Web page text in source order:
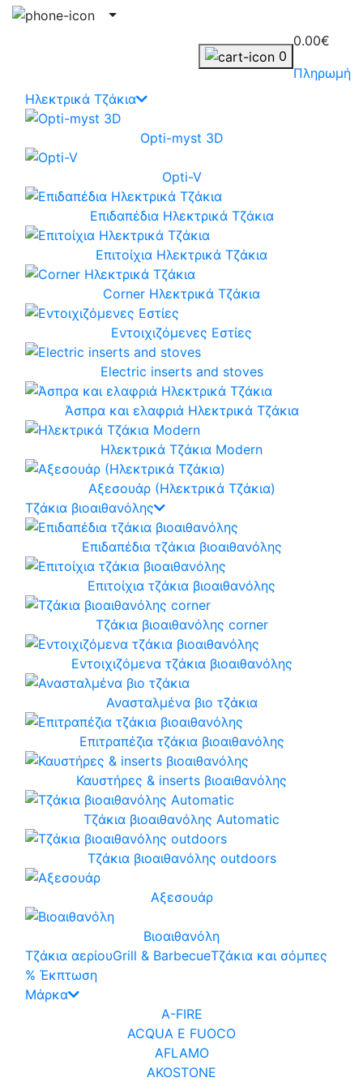
0
0.00€
Πληρωμή
Ηλεκτρικά Τζάκια
Opti-myst 3D
Opti-V
Επιδαπέδια Ηλεκτρικά Τζάκια
Επιτοίχια Ηλεκτρικά Τζάκια
Corner Ηλεκτρικά Τζάκια
Εντοιχιζόμενες Εστίες
Electric inserts and stoves
Άσπρα και ελαφριά Ηλεκτρικά Τζάκια
Ηλεκτρικά Τζάκια Modern
Αξεσουάρ (Ηλεκτρικά Τζάκια)
Τζάκια βιοαιθανόλης
Επιδαπέδια τζάκια βιοαιθανόλης
Επιτοίχια τζάκια βιοαιθανόλης
Τζάκια βιοαιθανόλης corner
Εντοιχιζόμενα τζάκια βιοαιθανόλης
Ανασταλμένα βιο τζάκια
Επιτραπέζια τζάκια βιοαιθανόλης
Καυστήρες & inserts βιοαιθανόλης
Τζάκια βιοαιθανόλης Automatic
Τζάκια βιοαιθανόλης outdoors
Αξεσουάρ
Βιοαιθανόλη
Τζάκια αερίουGrill & BarbecueΤζάκια και σόμπες
% Έκπτωση
Μάρκα
A-FIRE
ACQUA E FUOCO
AFLAMO
AKOSTONE